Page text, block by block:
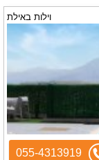
וילות באילת
055-4313919